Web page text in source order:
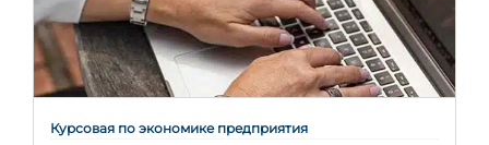
Курсовая по экономике предприятия